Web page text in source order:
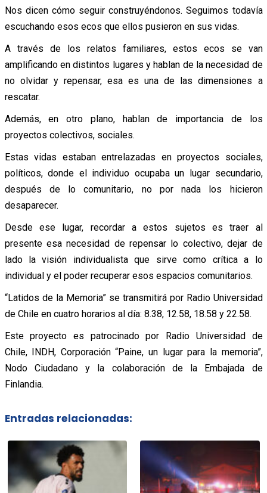
Nos dicen cómo seguir construyéndonos. Seguimos todavía
escuchando esos ecos que ellos pusieron en sus vidas.
A través de los relatos familiares, estos ecos se van
amplificando en distintos lugares y hablan de la necesidad de
no olvidar y repensar, esa es una de las dimensiones a
rescatar.
Además, en otro plano, hablan de importancia de los
proyectos colectivos, sociales.
Estas vidas estaban entrelazadas en proyectos sociales,
políticos, donde el individuo ocupaba un lugar secundario,
después de lo comunitario, no por nada los hicieron
desaparecer.
Desde ese lugar, recordar a estos sujetos es traer al
presente esa necesidad de repensar lo colectivo, dejar de
lado la visión individualista que sirve como crítica a lo
individual y el poder recuperar esos espacios comunitarios.
“Latidos de la Memoria” se transmitirá por Radio Universidad
de Chile en cuatro horarios al día: 8.38, 12.58, 18.58 y 22.58.
Este proyecto es patrocinado por Radio Universidad de
Chile, INDH, Corporación “Paine, un lugar para la memoria”,
Nodo Ciudadano y la colaboración de la Embajada de
Finlandia.
Entradas relacionadas: